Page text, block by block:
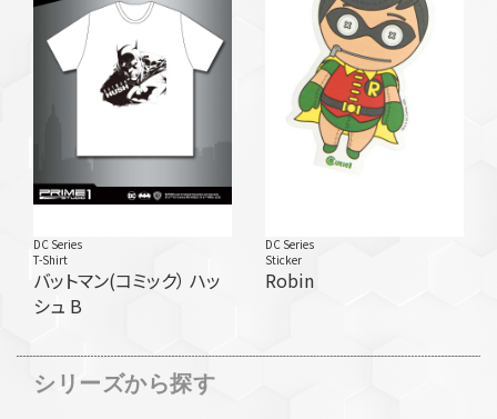
DC Series
T-Shirt
バットマン(コミック） ハッ
シュ B
DC Series
Sticker
Robin
シリーズから探す